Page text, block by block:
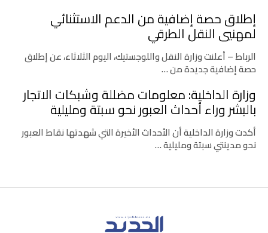
إطلاق حصة إضافية من الدعم الاستثنائي
لمهنيي النقل الطرقي
الرباط – أعلنت وزارة النقل واللوجستيك، اليوم الثلاثاء، عن إطلاق
حصة إضافية جديدة من …
وزارة الداخلية: معلومات مضللة وشبكات الاتجار
بالبشر وراء أحداث العبور نحو سبتة ومليلية
أكدت وزارة الداخلية أن الأحداث الأخيرة التي شهدتها نقاط العبور
نحو مدينتي سبتة ومليلية …